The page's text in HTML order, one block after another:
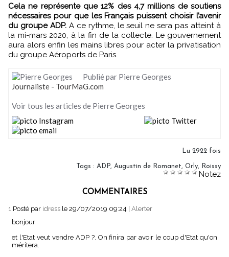
Cela ne représente que 12% des 4,7 millions de soutiens
nécessaires pour que les Français puissent choisir l’avenir
du groupe ADP.A ce rythme, le seuil ne sera pas atteint à
la mi-mars 2020, à la fin de la collecte. Le gouvernement
aura alors enfin les mains libres pour acter la privatisation
du groupe Aéroports de Paris.
Publié par Pierre Georges
Journaliste - TourMaG.com
Voir tous les articles de Pierre Georges
Lu 2922 fois
Tags : ADP Augustin de Romanet Orly Roissy
Notez
COMMENTAIRES
1. Posté par idress le 29/07/2019 09:24 | Alerter
bonjour
et l'Etat veut vendre ADP ?. On finira par avoir le coup d'Etat qu'on
méritera.